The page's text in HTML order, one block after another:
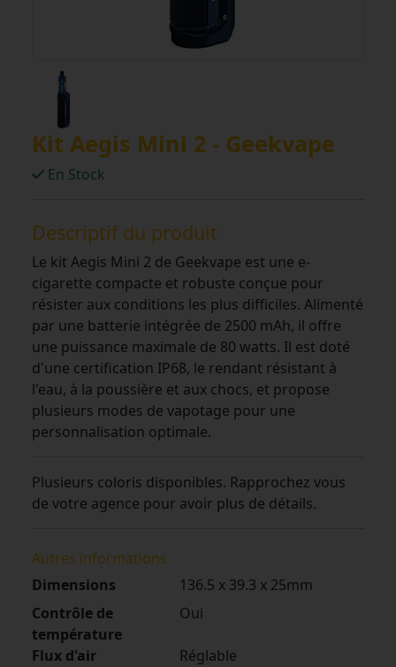
Kit Aegis Mini 2 - Geekvape
En Stock
Descriptif du produit
Le kit Aegis Mini 2 de Geekvape est une e-
cigarette compacte et robuste conçue pour
résister aux conditions les plus difficiles. Alimenté
par une batterie intégrée de 2500 mAh, il offre
une puissance maximale de 80 watts. Il est doté
d'une certification IP68, le rendant résistant à
l'eau, à la poussière et aux chocs, et propose
plusieurs modes de vapotage pour une
personnalisation optimale.
Plusieurs coloris disponibles. Rapprochez vous
de votre agence pour avoir plus de détails.
Autres informations
Dimensions
136.5 x 39.3 x 25mm
Contrôle de
température
Oui
Flux d'air
Réglable